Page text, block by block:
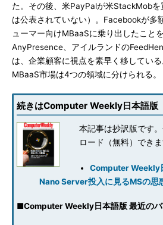
た。その後、米PayPalが米StackMob
は公表されていない）。Facebookが多
ューマー向けMBaaSに乗り出したこと
AnyPresence、アイルランドの
は、企業顧客に視点を素早く移してい
MBaaS市場は4つの領域に分けられる。
続きはComputer Weekly日本語
本記事は抄訳版です
ロード（無料）できま
Computer Weekly
Nano Server投入に見るMSの思
■Computer Weekly日本語版 最近の